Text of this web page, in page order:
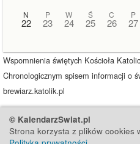
N
22
P
23
W
24
Ś
25
C
26
P
27
Wspomnienia świętych Kościoła
Chronologicznym spisem informacji o
brewiarz.katolik.pl
© KalendarzSwiat.pl
Strona korzysta z plików cookies